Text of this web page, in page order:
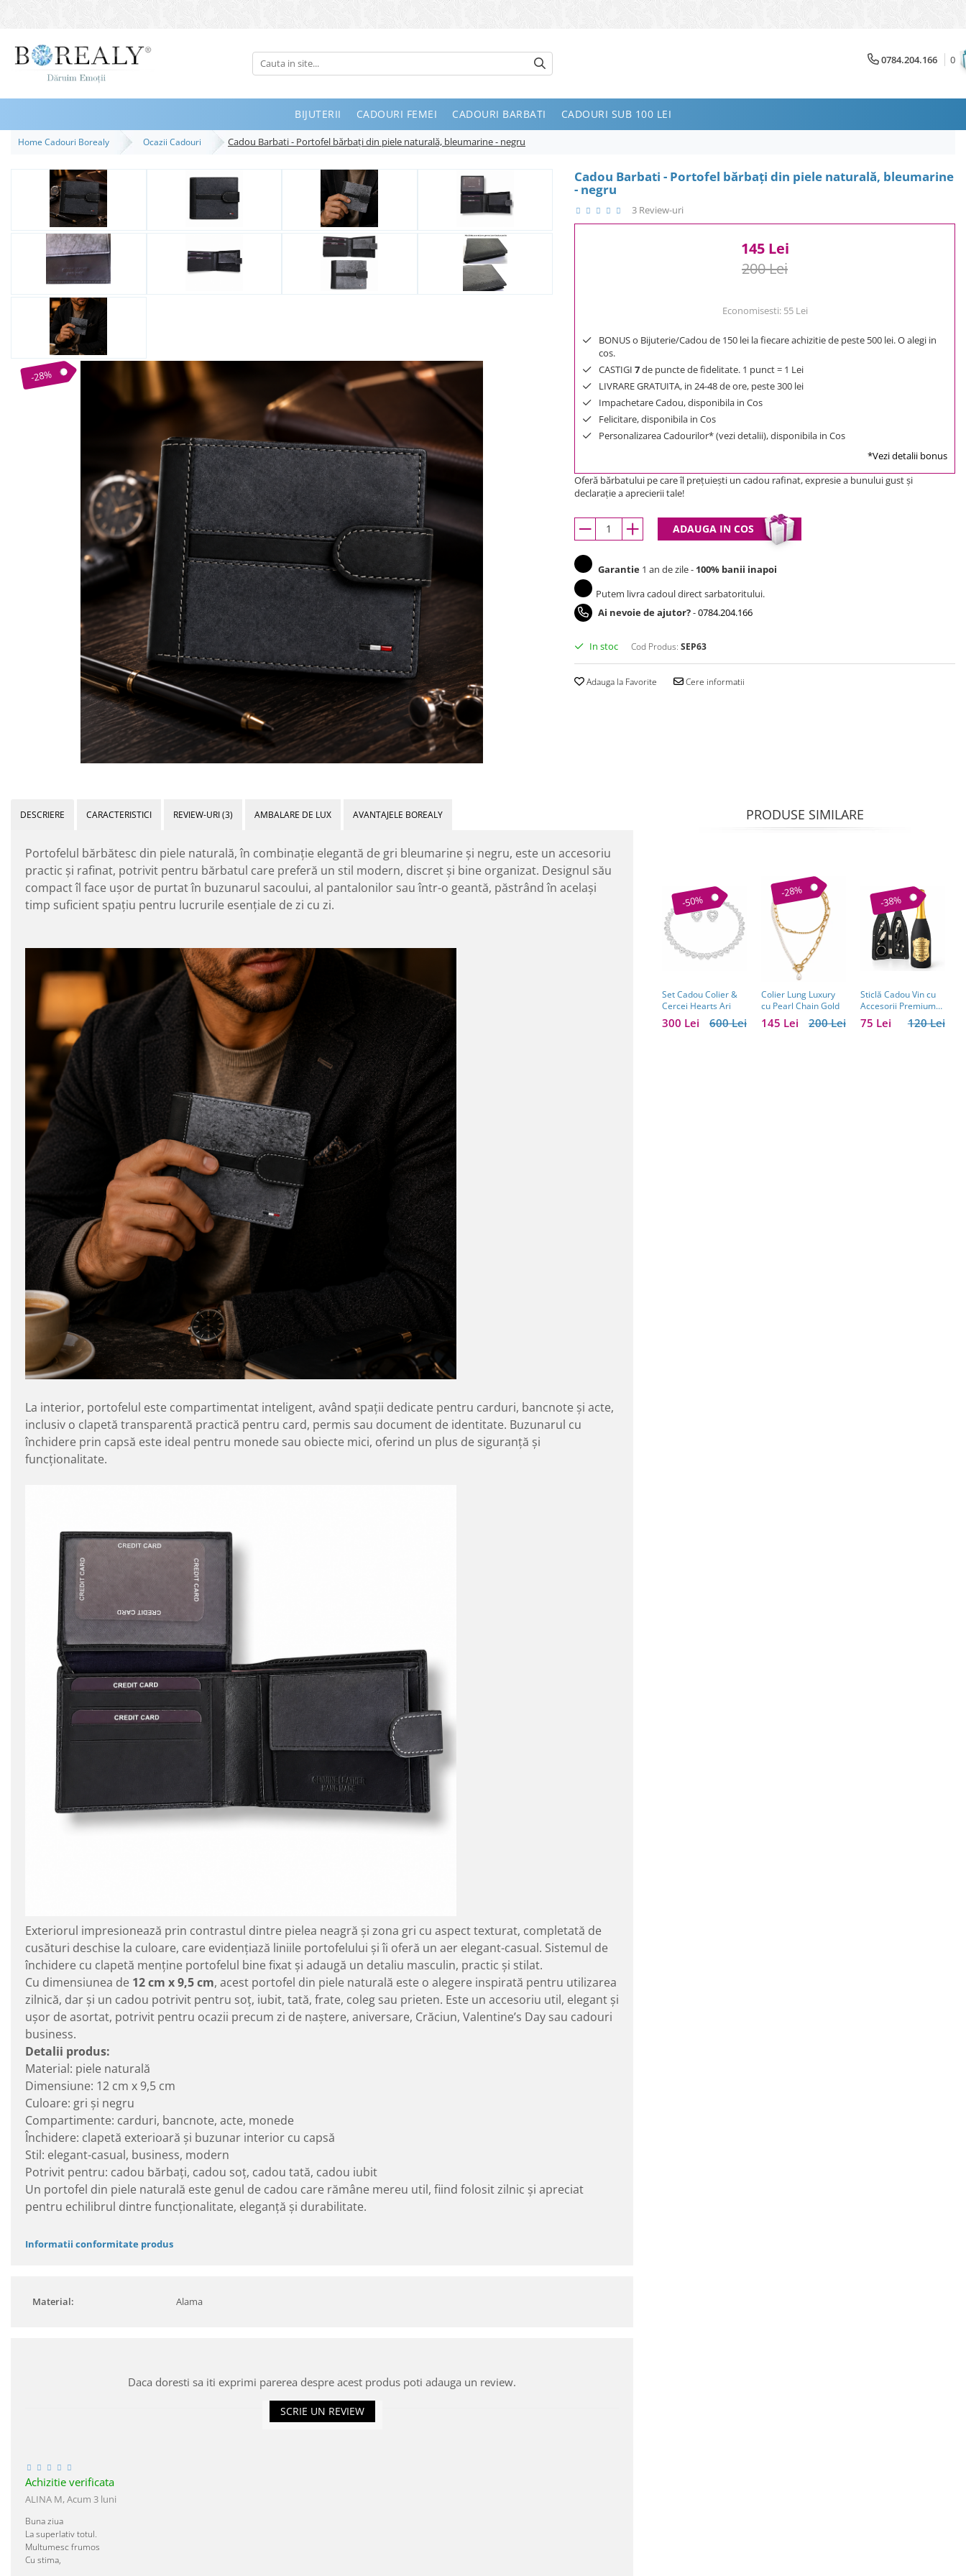
Bijuterii
Inele
Bratari
Destinatari
Bijuterii Femei
Bijuterii Copii
Bijuterii Mirese
Reduceri
Cele mai noi
100 Lei - 200 Lei
200 Lei - 300 Lei
300 Lei - 500 Lei
500 Lei - 1000 Lei
0784.204.166 0
BIJUTERII CADOURI FEMEI CADOURI BARBATI CADOURI SUB 100 LEI
Home Cadouri Borealy Ocazii Cadouri Cadou Barbati - Portofel bărbați din piele naturală, bleumarine - negru
Cadou Barbati - Portofel bărbați din piele naturală, bleumarine
- negru
3 Review-uri
-28%
145 Lei
200 Lei
Economisesti: 55 Lei
BONUS o Bijuterie/Cadou de 150 lei la fiecare achizitie de peste 500 lei. O alegi in
cos.
CASTIGI 7de puncte de fidelitate. 1 punct = 1 Lei
LIVRARE GRATUITA, in 24-48 de ore, peste 300 lei
Impachetare Cadou, disponibila in Cos
Felicitare, disponibila in Cos
Personalizarea Cadourilor* (vezi detalii), disponibila in Cos
*Vezi detalii bonus
Oferă bărbatului pe care îl preţuieşti un cadou rafinat, expresie a bunului gust şi
declaraţie a aprecierii tale!
ADAUGA IN COS
Garantie 1 an de zile - 100% banii inapoi
Putem livra cadoul direct sarbatoritului.
Ai nevoie de ajutor?-0784.204.166
In stoc Cod Produs: SEP63
Adauga la Favorite Cere informatii
DESCRIERE CARACTERISTICI REVIEW-URI(3) AMBALARE DE LUX AVANTAJELE BOREALY
Portofelul bărbătesc din piele naturală, în combinație elegantă de gri bleumarine și negru, este un accesoriu
practic și rafinat, potrivit pentru bărbatul care preferă un stil modern, discret și bine organizat. Designul său
compact îl face ușor de purtat în buzunarul sacoului, al pantalonilor sau într-o geantă, păstrând în același
timp suficient spațiu pentru lucrurile esențiale de zi cu zi.
La interior, portofelul este compartimentat inteligent, având spații dedicate pentru carduri, bancnote și acte,
inclusiv o clapetă transparentă practică pentru card, permis sau document de identitate. Buzunarul cu
închidere prin capsă este ideal pentru monede sau obiecte mici, oferind un plus de siguranță și
funcționalitate.
Exteriorul impresionează prin contrastul dintre pielea neagră și zona gri cu aspect texturat, completată de
cusături deschise la culoare, care evidențiază liniile portofelului și îi oferă un aer elegant-casual. Sistemul de
închidere cu clapetă menține portofelul bine fixat și adaugă un detaliu masculin, practic și stilat.
Cu dimensiunea de 12 cm x 9,5 cm, acest portofel din piele naturală este o alegere inspirată pentru utilizarea
zilnică, dar și un cadou potrivit pentru soț, iubit, tată, frate, coleg sau prieten. Este un accesoriu util, elegant și
ușor de asortat, potrivit pentru ocazii precum zi de naștere, aniversare, Crăciun, Valentine’s Day sau cadouri
business.
Detalii produs:
Material: piele naturală
Dimensiune: 12 cm x 9,5 cm
Culoare: gri și negru
Compartimente: carduri, bancnote, acte, monede
Închidere: clapetă exterioară și buzunar interior cu capsă
Stil: elegant-casual, business, modern
Potrivit pentru: cadou bărbați, cadou soț, cadou tată, cadou iubit
Un portofel din piele naturală este genul de cadou care rămâne mereu util, fiind folosit zilnic și apreciat
pentru echilibrul dintre funcționalitate, eleganță și durabilitate.
Informatii conformitate produs
Material: Alama
Daca doresti sa iti exprimi parerea despre acest produs poti adauga un review.
SCRIE UN REVIEW
Achizitie verificata
ALINA M,Acum 3 luni
Buna ziua
La superlativ totul.
Multumesc frumos
Cu stima,
PRODUSE SIMILARE
-50%
Set Cadou Colier &
Cercei Hearts Ari
600 Lei
300 Lei
-28%
Colier Lung Luxury
cu Pearl Chain Gold
200 Lei
145 Lei
-38%
Sticlă Cadou Vin cu
Accesorii Premium
Personalizată – Set
Elegant pentru120 Lei
75 Lei